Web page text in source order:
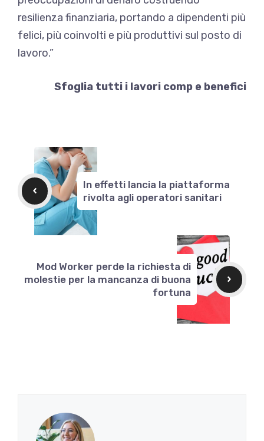
resilienza finanziaria, portando a dipendenti più
felici, più coinvolti e più produttivi sul posto di
lavoro.”
Sfoglia tutti i lavori comp e benefici
In effetti lancia la piattaforma
rivolta agli operatori sanitari
Mod Worker perde la richiesta di
molestie per la mancanza di buona
fortuna